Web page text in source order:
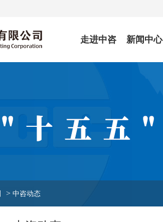
走进中咨 新闻中心
> 中咨动态